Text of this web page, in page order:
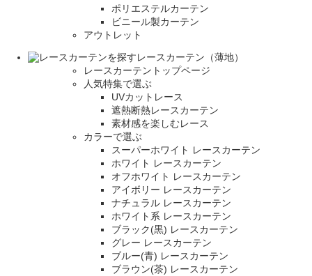
ポリエステルカーテン
ビニール製カーテン
アウトレット
レースカーテン（薄地）
レースカーテントップページ
人気特集で選ぶ
UVカットレース
遮熱断熱レースカーテン
素材感を楽しむレース
カラーで選ぶ
スーパーホワイト レースカーテン
ホワイト レースカーテン
オフホワイト レースカーテン
アイボリー レースカーテン
ナチュラル レースカーテン
ホワイト系 レースカーテン
ブラック(黒) レースカーテン
グレー レースカーテン
ブルー(青) レースカーテン
ブラウン(茶) レースカーテン